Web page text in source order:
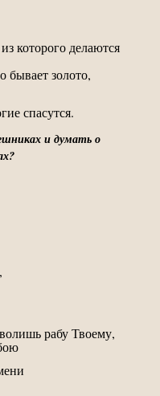
которого делаются
бывает золото,
спасутся.
и думать о
рабу Твоему,